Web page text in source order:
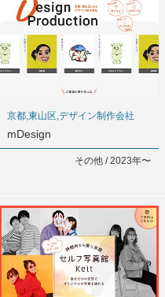
京都,東山区,デザイン制作会社
mDesign
その他 / 2023年〜